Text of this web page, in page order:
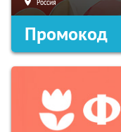
Промокод